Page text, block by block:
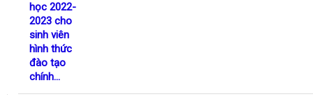
học 2022-
2023 cho
sinh viên
hình thức
đào tạo
chính...